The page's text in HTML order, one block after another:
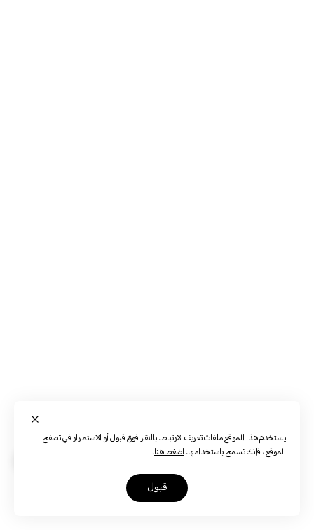
يستخدم هذا الموقع ملفات تعريف الارتباط. بالنقر فوق قبول أو الاستمرار في تصفح
الموقع ، فإنك تسمح باستخدامها.اضغط هنا.
قبول